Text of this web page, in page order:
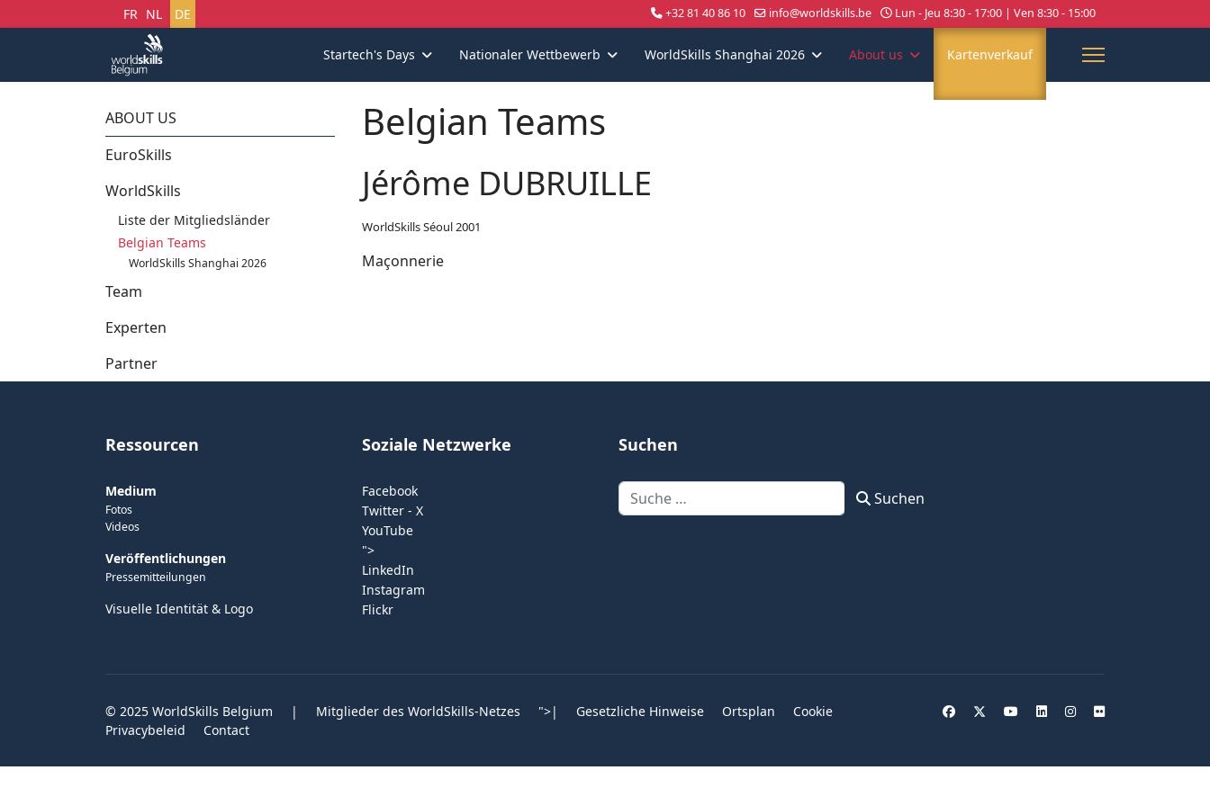
Sprache auswählen
FR NL DE +32 81 40 86 10 info@worldskills.be Lun - Jeu 8:30 - 17:00 | Ven 8:30 - 15:00
Startech's Days Nationaler Wettbewerb WorldSkills Shanghai 2026 About us Kartenverkauf
ABOUT US
EuroSkills
WorldSkills
Liste der Mitgliedsländer
Belgian Teams
WorldSkills Shanghai 2026
Team
Experten
Partner
Belgian Teams
Jérôme DUBRUILLE
WorldSkills Séoul 2001
Maçonnerie
Ressourcen
Medium
Fotos
Videos
Veröffentlichungen
Pressemitteilungen
Visuelle Identität & Logo
Soziale Netzwerke
Facebook
Twitter - X
YouTube
">
LinkedIn
Instagram
Flickr
Suchen
Suchen Suchen
© 2025 WorldSkills Belgium | Mitglieder des WorldSkills-Netzes ">| Gesetzliche Hinweise Ortsplan
Cookie
Privacybeleid
Contact